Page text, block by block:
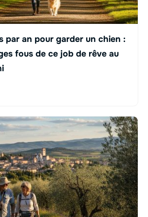
par an pour garder un chien :
fous de ce job de rêve au